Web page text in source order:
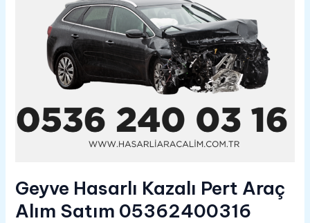
Geyve Hasarlı Kazalı Pert Araç
Alım Satım 05362400316